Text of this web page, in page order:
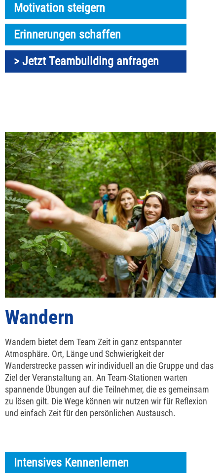
Motivation steigern
Erinnerungen schaffen
> Jetzt Teambuilding anfragen
Wandern
Wandern bietet dem Team Zeit in ganz entspannter
Atmosphäre. Ort, Länge und Schwierigkeit der
Wanderstrecke passen wir individuell an die Gruppe und das
Ziel der Veranstaltung an. An Team-Stationen warten
spannende Übungen auf die Teilnehmer, die es gemeinsam
zu lösen gilt. Die Wege können wir nutzen wir für Reflexion
und einfach Zeit für den persönlichen Austausch.
Intensives Kennenlernen